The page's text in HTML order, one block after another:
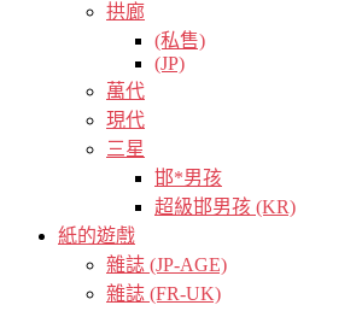
拱廊
(私售)
(JP)
萬代
現代
三星
邯*男孩
超級邯男孩 (KR)
紙的遊戲
雜誌 (JP-AGE)
雜誌 (FR-UK)